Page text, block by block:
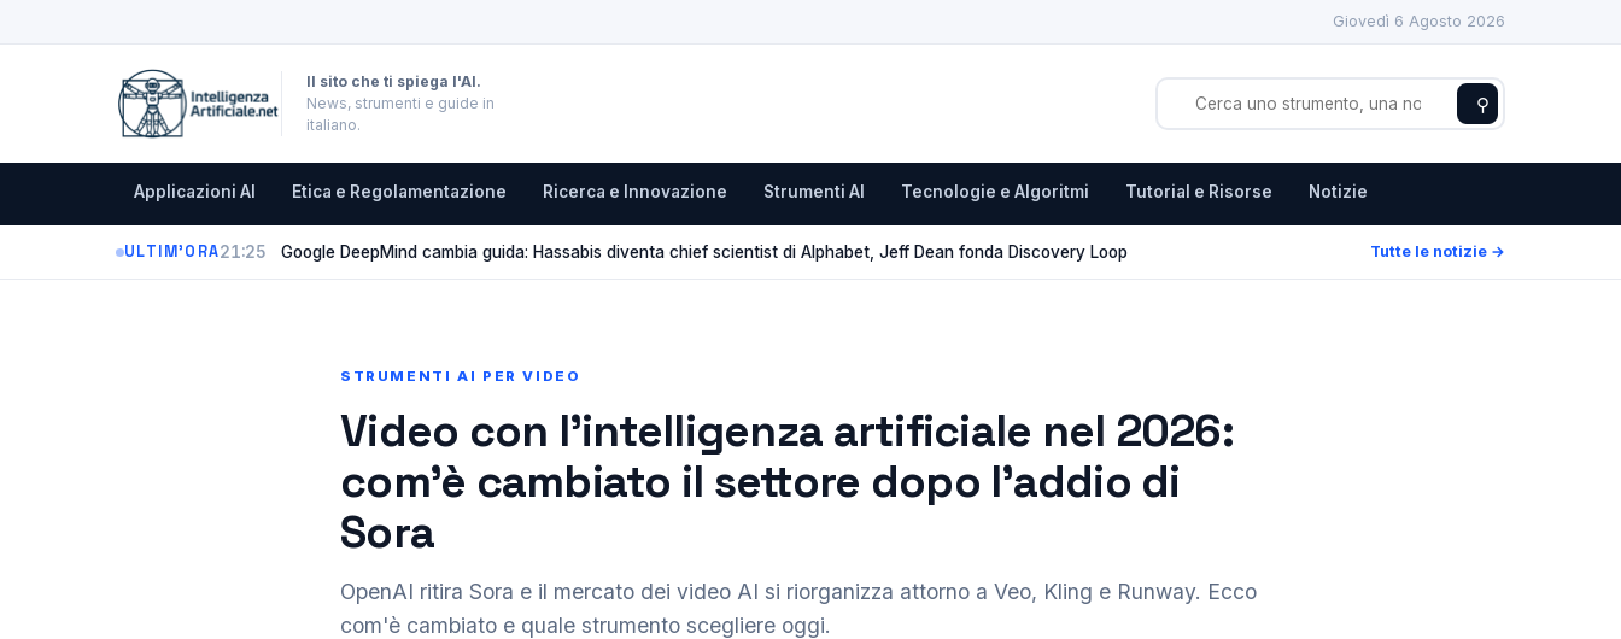
Giovedì 6 Agosto 2026
Il sito che ti spiega l'AI.
News, strumenti e guide in
italiano.
⚲
Applicazioni AI Etica e Regolamentazione Ricerca e Innovazione Strumenti AI Tecnologie e Algoritmi Tutorial e Risorse Notizie
ULTIM'ORA21:25 Google DeepMind cambia guida: Hassabis diventa chief scientist di Alphabet, Jeff Dean fonda Discovery Loop Tutte le notizie →
STRUMENTI AI PER VIDEO
Video con l’intelligenza artificiale nel 2026:
com’è cambiato il settore dopo l’addio di
Sora
OpenAI ritira Sora e il mercato dei video AI si riorganizza attorno a Veo, Kling e Runway. Ecco
com'è cambiato e quale strumento scegliere oggi.